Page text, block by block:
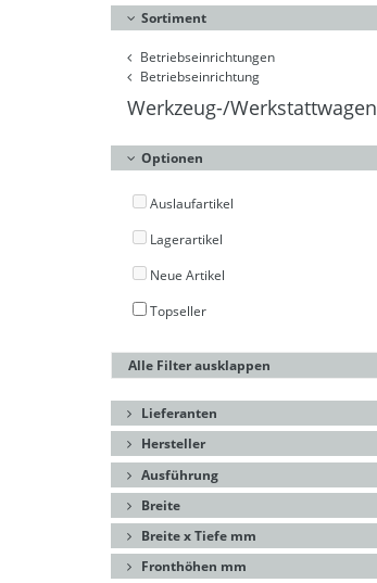
Sortiment
Betriebseinrichtungen
Betriebseinrichtung
Werkzeug-/Werkstattwagen
Optionen
Auslaufartikel
Lagerartikel
Neue Artikel
Topseller
Alle Filter ausklappen
Lieferanten
Hersteller
Ausführung
Breite
Breite x Tiefe mm
Fronthöhen mm